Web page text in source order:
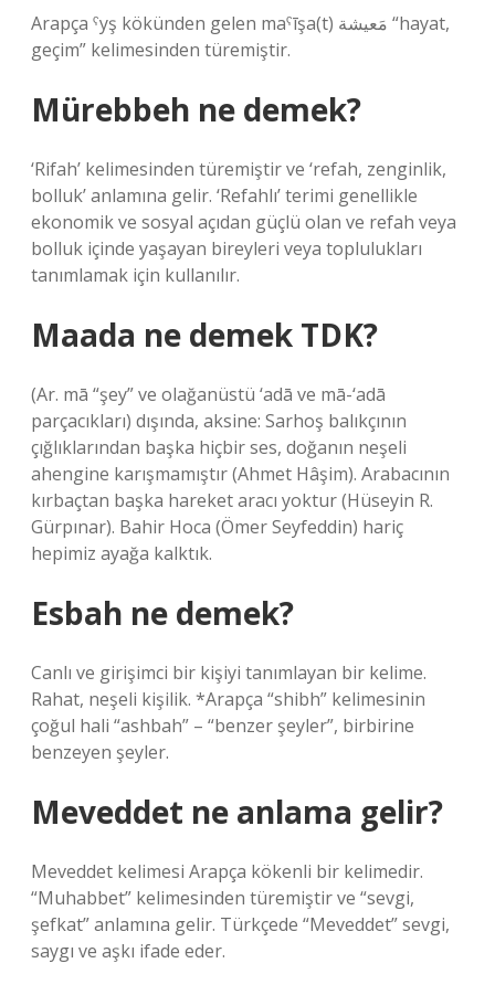
Arapça ˁyş kökünden gelen maˁīşa(t) مَعيشة “hayat,
geçim” kelimesinden türemiştir.
Mürebbeh ne demek?
‘Rifah’ kelimesinden türemiştir ve ‘refah, zenginlik,
bolluk’ anlamına gelir. ‘Refahlı’ terimi genellikle
ekonomik ve sosyal açıdan güçlü olan ve refah veya
bolluk içinde yaşayan bireyleri veya toplulukları
tanımlamak için kullanılır.
Maada ne demek TDK?
(Ar. mā “şey” ve olağanüstü ‘adā ve mā-‘adā
parçacıkları) dışında, aksine: Sarhoş balıkçının
çığlıklarından başka hiçbir ses, doğanın neşeli
ahengine karışmamıştır (Ahmet Hâşim). Arabacının
kırbaçtan başka hareket aracı yoktur (Hüseyin R.
Gürpınar). Bahir Hoca (Ömer Seyfeddin) hariç
hepimiz ayağa kalktık.
Esbah ne demek?
Canlı ve girişimci bir kişiyi tanımlayan bir kelime.
Rahat, neşeli kişilik. *Arapça “shibh” kelimesinin
çoğul hali “ashbah” – “benzer şeyler”, birbirine
benzeyen şeyler.
Meveddet ne anlama gelir?
Meveddet kelimesi Arapça kökenli bir kelimedir.
“Muhabbet” kelimesinden türemiştir ve “sevgi,
şefkat” anlamına gelir. Türkçede “Meveddet” sevgi,
saygı ve aşkı ifade eder.